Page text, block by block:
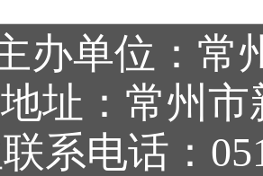
办单位：常
地址：常州市
系电话：